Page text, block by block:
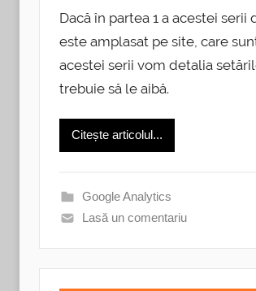
Dacă în partea 1 a acestei
este amplasat pe site, care
acestei serii vom detalia
trebuie să le aibă.
Citește articolul...
Google Analytics
Lasă un comentariu